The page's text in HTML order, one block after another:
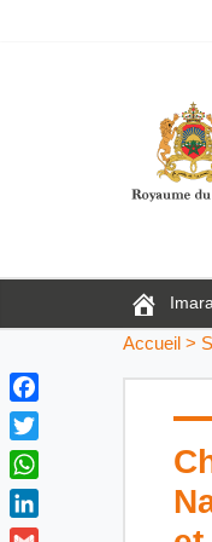
Accueil>
F
a
c
e
b
T
w
i
W
h
L